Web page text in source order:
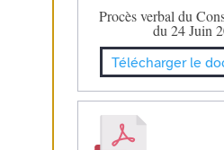
Procès verbal du
du 24 Juin
Télécharger le